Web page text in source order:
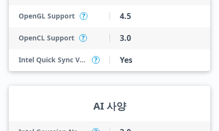
OpenGL Support ? 4.5
OpenCL Support ? 3.0
Intel Quick Sync Video ? Yes
AI 사양